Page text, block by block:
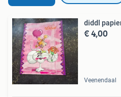
diddl
€ 4,00
Veenendaal